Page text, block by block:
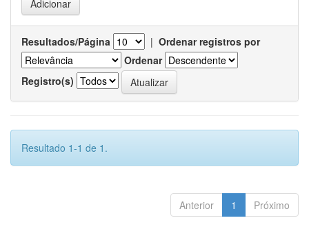
Resultados/Página | Ordenar registros por
Ordenar
Registro(s)
Resultado 1-1 de 1.
Anterior 1 Próximo